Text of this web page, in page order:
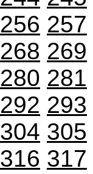
256 257
268 269
280 281
292 293
304 305
316 317